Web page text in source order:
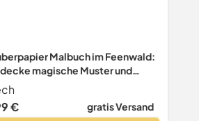
Malbuch im Feenwald:
magische Muster und
Motive (Zauberpapier
€
gratis Versand